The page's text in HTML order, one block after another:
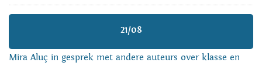
21/08
Mira Aluç in gesprek met andere auteurs over klasse en